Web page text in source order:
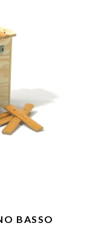
BASSO